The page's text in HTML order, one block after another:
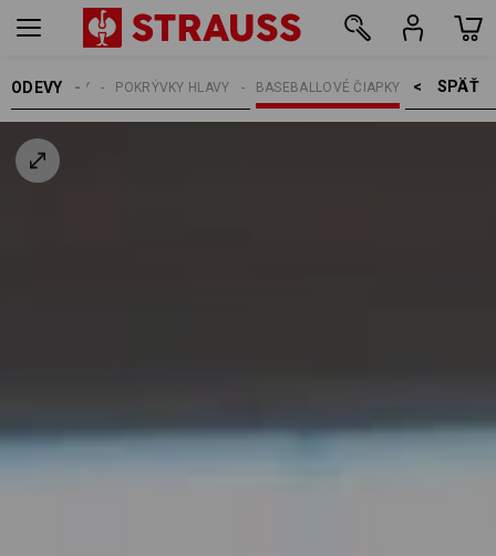
ODEVY SPÄŤ    >
BASEBALLOVÉ ČIAPKY
POKRÝVKY HLAVY
DOPLNKY